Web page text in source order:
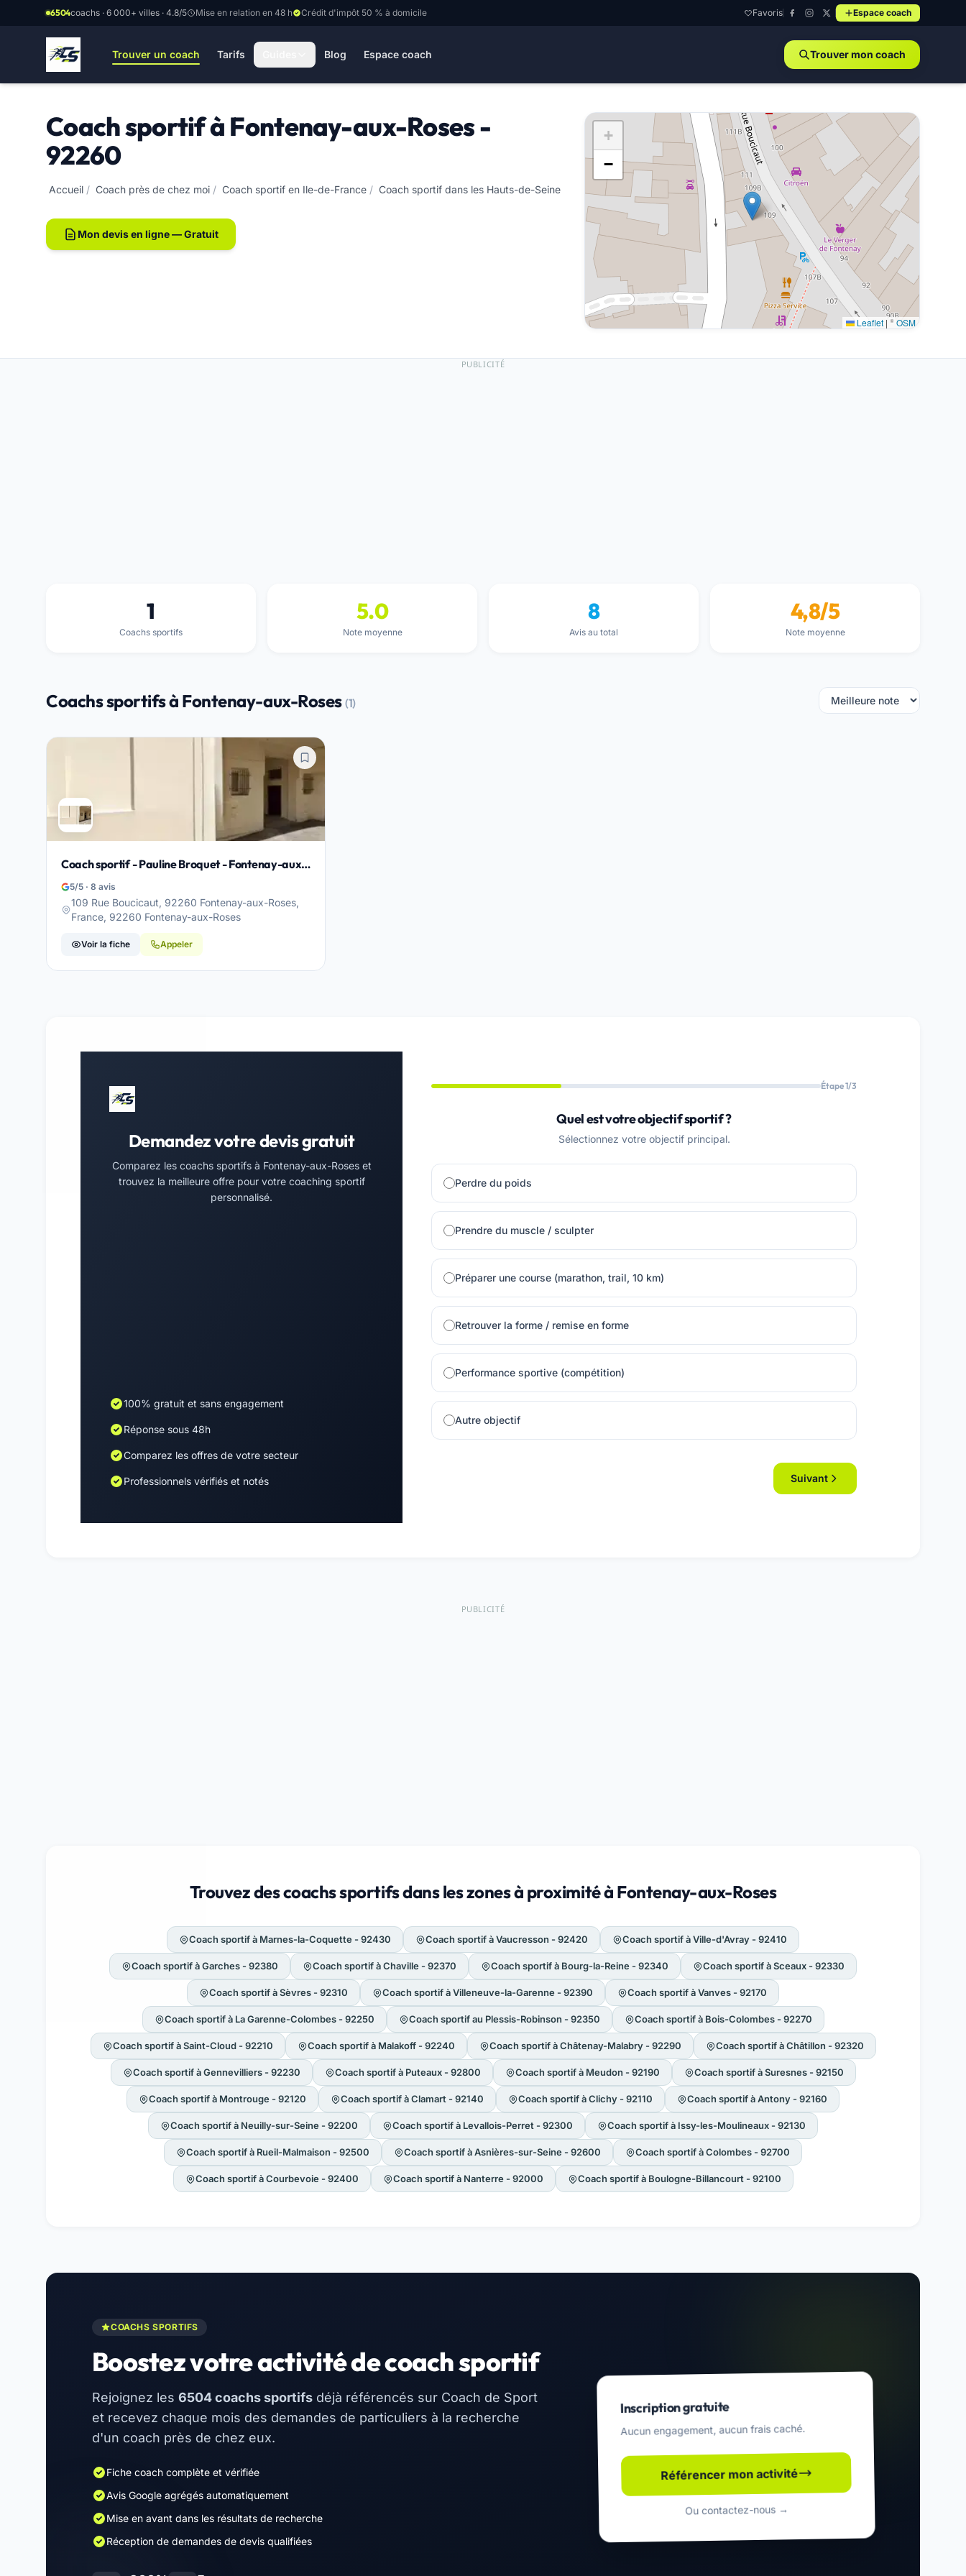
Aller au contenu principal
6504coachs · 6 000+ villes · 4.8/5 Mise en relation en 48 h Crédit d'impôt 50 % à domicile Favoris Espace coach
Trouver un coach Tarifs Blog Espace coach Trouver mon coach
Coach sportif à Fontenay-aux-Roses -
92260
Accueil / Coach près de chez moi / Coach sportif en Ile-de-France / Coach sportif dans les Hauts-de-Seine Coach sportif à Fontenay-aux-Roses - 92260
Mon devis en ligne — Gratuit
+
−
Leaflet | ©OSM
PUBLICITÉ
1
Coachs sportifs
5.0
Note moyenne
8
Avis au total
4,8/5
Note moyenne
Coachs sportifs à Fontenay-aux-Roses(1)
Coach sportif - Pauline Broquet - Fontenay-aux-
Roses
5/5 · 8 avis
109 Rue Boucicaut, 92260 Fontenay-aux-Roses,
France, 92260 Fontenay-aux-Roses
Voir la fiche Appeler
Demandez votre devis gratuit
Comparez les coachs sportifs à Fontenay-aux-Roses et
trouvez la meilleure offre pour votre coaching sportif
personnalisé.
100% gratuit et sans engagement
Réponse sous 48h
Comparez les offres de votre secteur
Professionnels vérifiés et notés
Étape 1/3
Quel est votre objectif sportif ?
Sélectionnez votre objectif principal.
Perdre du poids
Prendre du muscle / sculpter
Préparer une course (marathon, trail, 10 km)
Retrouver la forme / remise en forme
Performance sportive (compétition)
Autre objectif
Suivant
PUBLICITÉ
Trouvez des coachs sportifs dans les zones à proximité à Fontenay-aux-Roses
Coach sportif à Marnes-la-Coquette - 92430 Coach sportif à Vaucresson - 92420 Coach sportif à Ville-d'Avray - 92410
Coach sportif à Garches - 92380 Coach sportif à Chaville - 92370 Coach sportif à Bourg-la-Reine - 92340 Coach sportif à Sceaux - 92330
Coach sportif à Sèvres - 92310 Coach sportif à Villeneuve-la-Garenne - 92390 Coach sportif à Vanves - 92170
Coach sportif à La Garenne-Colombes - 92250 Coach sportif au Plessis-Robinson - 92350 Coach sportif à Bois-Colombes - 92270
Coach sportif à Saint-Cloud - 92210 Coach sportif à Malakoff - 92240 Coach sportif à Châtenay-Malabry - 92290 Coach sportif à Châtillon - 92320
Coach sportif à Gennevilliers - 92230 Coach sportif à Puteaux - 92800 Coach sportif à Meudon - 92190 Coach sportif à Suresnes - 92150
Coach sportif à Montrouge - 92120 Coach sportif à Clamart - 92140 Coach sportif à Clichy - 92110 Coach sportif à Antony - 92160
Coach sportif à Neuilly-sur-Seine - 92200 Coach sportif à Levallois-Perret - 92300 Coach sportif à Issy-les-Moulineaux - 92130
Coach sportif à Rueil-Malmaison - 92500 Coach sportif à Asnières-sur-Seine - 92600 Coach sportif à Colombes - 92700
Coach sportif à Courbevoie - 92400 Coach sportif à Nanterre - 92000 Coach sportif à Boulogne-Billancourt - 92100
COACHS SPORTIFS
Boostez votre activité de coach sportif
Rejoignez les 6504 coachs sportifs déjà référencés sur Coach de Sport
et recevez chaque mois des demandes de particuliers à la recherche
d'un coach près de chez eux.
Fiche coach complète et vérifiée
Avis Google agrégés automatiquement
Mise en avant dans les résultats de recherche
Réception de demandes de devis qualifiées
Inscription gratuite
Aucun engagement, aucun frais caché.
Référencer mon activité
Ou contactez-nous →